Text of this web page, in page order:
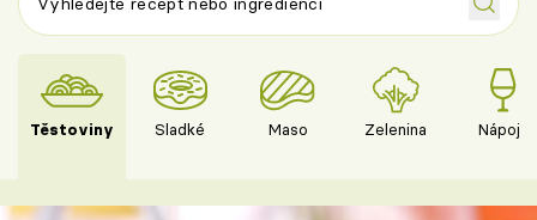
Těstoviny Sladké Maso Zelenina Nápoje